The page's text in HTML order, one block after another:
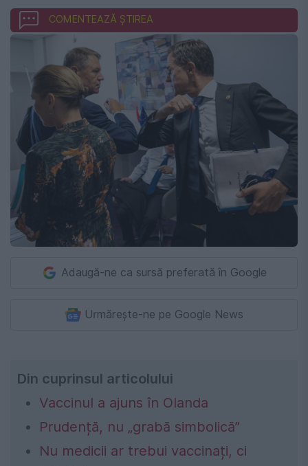
COMENTEAZĂ ȘTIREA
Adaugă-ne ca sursă preferată în Google
Urmărește-ne pe Google News
Din cuprinsul articolului
Vaccinul a ajuns în Olanda
Prudență, nu „grabă simbolică”
Nu medicii ar trebui vaccinați, ci